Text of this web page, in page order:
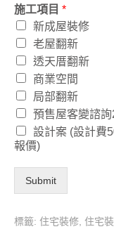
施工項目 *
新成屋裝修
老屋翻新
透天厝翻新
商業空間
局部翻新
預售屋客變諮
設計案 (設計費
報價)
Submit
標籤: 住宅裝修, 住宅